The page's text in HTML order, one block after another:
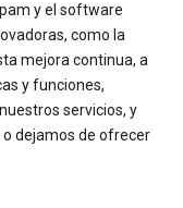
y el software
como la
mejora continua, a
y funciones,
servicios, y
dejamos de ofrecer